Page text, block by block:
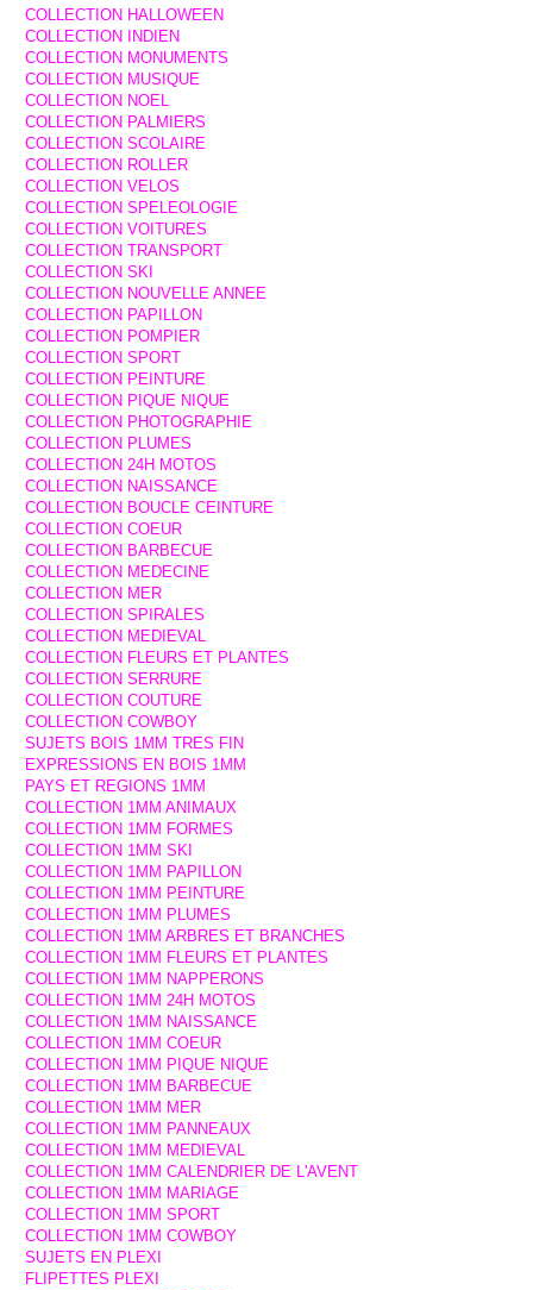
COLLECTION HALLOWEEN
COLLECTION INDIEN
COLLECTION MONUMENTS
COLLECTION MUSIQUE
COLLECTION NOEL
COLLECTION PALMIERS
COLLECTION SCOLAIRE
COLLECTION ROLLER
COLLECTION VELOS
COLLECTION SPELEOLOGIE
COLLECTION VOITURES
COLLECTION TRANSPORT
COLLECTION SKI
COLLECTION NOUVELLE ANNEE
COLLECTION PAPILLON
COLLECTION POMPIER
COLLECTION SPORT
COLLECTION PEINTURE
COLLECTION PIQUE NIQUE
COLLECTION PHOTOGRAPHIE
COLLECTION PLUMES
COLLECTION 24H MOTOS
COLLECTION NAISSANCE
COLLECTION BOUCLE CEINTURE
COLLECTION COEUR
COLLECTION BARBECUE
COLLECTION MEDECINE
COLLECTION MER
COLLECTION SPIRALES
COLLECTION MEDIEVAL
COLLECTION FLEURS ET PLANTES
COLLECTION SERRURE
COLLECTION COUTURE
COLLECTION COWBOY
SUJETS BOIS 1MM TRES FIN
EXPRESSIONS EN BOIS 1MM
PAYS ET REGIONS 1MM
COLLECTION 1MM ANIMAUX
COLLECTION 1MM FORMES
COLLECTION 1MM SKI
COLLECTION 1MM PAPILLON
COLLECTION 1MM PEINTURE
COLLECTION 1MM PLUMES
COLLECTION 1MM ARBRES ET BRANCHES
COLLECTION 1MM FLEURS ET PLANTES
COLLECTION 1MM NAPPERONS
COLLECTION 1MM 24H MOTOS
COLLECTION 1MM NAISSANCE
COLLECTION 1MM COEUR
COLLECTION 1MM PIQUE NIQUE
COLLECTION 1MM BARBECUE
COLLECTION 1MM MER
COLLECTION 1MM PANNEAUX
COLLECTION 1MM MEDIEVAL
COLLECTION 1MM CALENDRIER DE L'AVENT
COLLECTION 1MM MARIAGE
COLLECTION 1MM SPORT
COLLECTION 1MM COWBOY
SUJETS EN PLEXI
FLIPETTES PLEXI